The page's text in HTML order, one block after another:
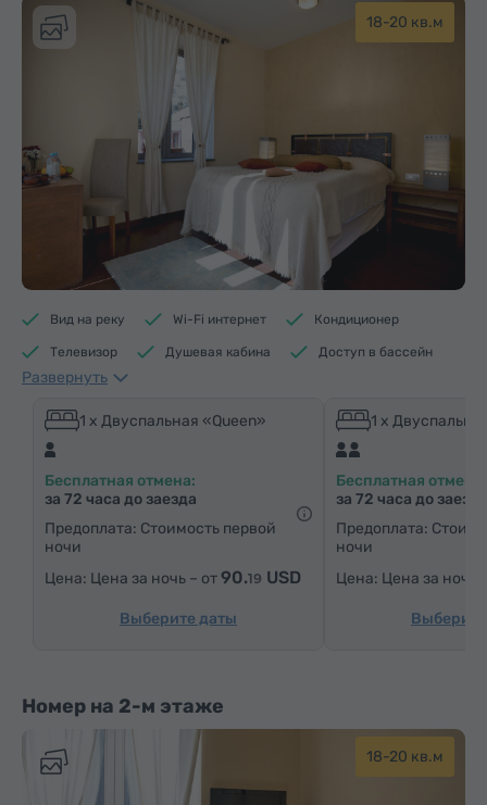
18-20 кв.м
Вид на реку Wi-Fi интернет Кондиционер
Телевизор Душевая кабина Доступ в бассейн
Доступ в фитнес центр
Средства гигиены Полотенца Тапочки
Фен Шкаф/Гардероб
Письменный стол Телефон
Паркетные полы
Бутилировання вода
Развернуть
1 x Двуспальная «Queen»
Бесплатная отмена:
за 72 часа до заезда
Предоплата: Стоимость первой
ночи
Цена за ночь – от90.19 USD
Выберите даты
1 x
Бесплатная отмена:
за 72 часа до заезда
Предоплата:
ночи
Цена за ночь
Номер на 2-м этаже
18-20 кв.м